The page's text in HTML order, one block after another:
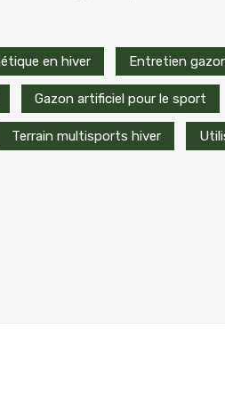
en hiver Entretien
Gazon artificiel pour le sport
Terrain multisports hiver